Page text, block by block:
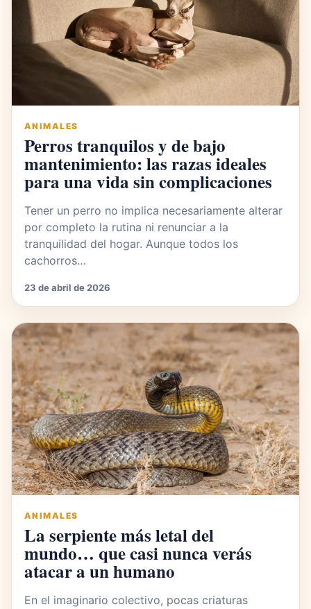
ANIMALES
Perros tranquilos y de bajo
mantenimiento: las razas ideales
para una vida sin complicaciones
Tener un perro no implica necesariamente alterar
por completo la rutina ni renunciar a la
tranquilidad del hogar. Aunque todos los
cachorros…
23 de abril de 2026
ANIMALES
La serpiente más letal del
mundo… que casi nunca verás
atacar a un humano
En el imaginario colectivo, pocas criaturas